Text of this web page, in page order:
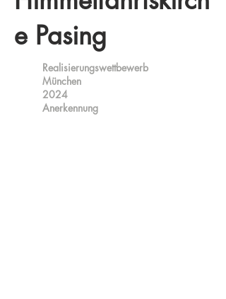
e Pasing
Realisierungswettbewerb
München
2024
Anerkennung